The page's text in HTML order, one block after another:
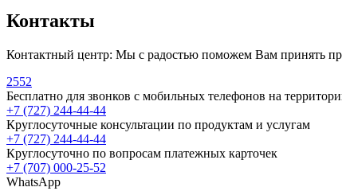
Контакты
Контактный центр: Мы с радостью поможем Вам принять
2552
Бесплатно для звонков с мобильных телефонов на
+7 (727) 244-44-44
Круглосуточные консультации по продуктам и услугам
+7 (727) 244-44-44
Круглосуточно по вопросам платежных карточек
+7 (707) 000-25-52
WhatsApp